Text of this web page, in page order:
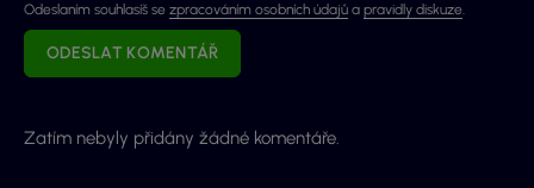
Odeslaním souhlasíš se zpracováním osobních údajů a pravidly diskuze.
ODESLAT KOMENTÁŘ
Zatím nebyly přidány žádné komentáře.